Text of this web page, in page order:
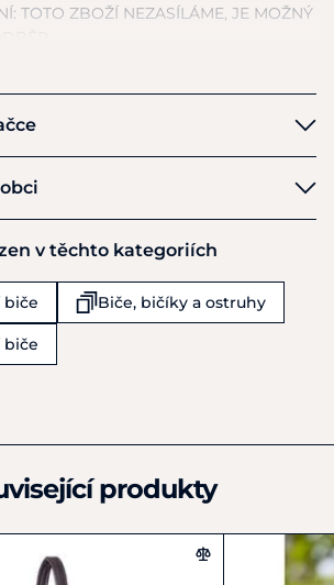
TOTO ZBOŽÍ NEZASÍLÁME, JE MOŽNÝ
26
v těchto kategoriích
biče Biče, bičíky a ostruhy
biče
produkty